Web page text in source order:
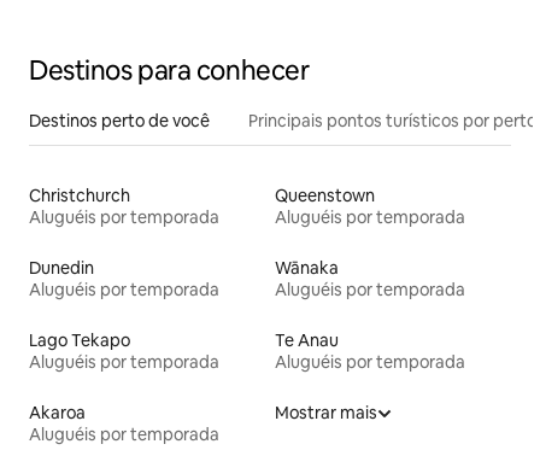
Destinos para conhecer
Destinos perto de você Principais pontos turísticos por perto
Christchurch
Aluguéis por temporada
Queenstown
Aluguéis por temporada
Dunedin
Aluguéis por temporada
Wānaka
Aluguéis por temporada
Lago Tekapo
Aluguéis por temporada
Te Anau
Aluguéis por temporada
Akaroa
Aluguéis por temporada
Mostrar mais